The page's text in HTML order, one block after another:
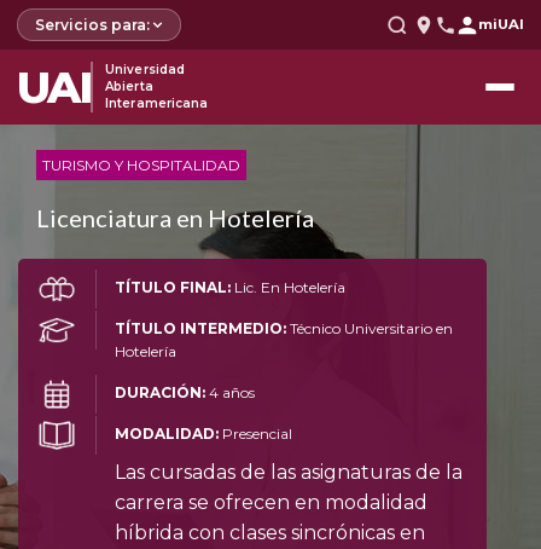
Servicios para: miUAI
UAI
Universidad
Abierta
Interamericana
TURISMO Y HOSPITALIDAD
Licenciatura en Hotelería
TÍTULO FINAL:Lic. En Hotelería
TÍTULO INTERMEDIO:Técnico Universitario en
Hotelería
DURACIÓN:4 años
MODALIDAD:Presencial
Las cursadas de las asignaturas de la
carrera se ofrecen en modalidad
híbrida con clases sincrónicas en